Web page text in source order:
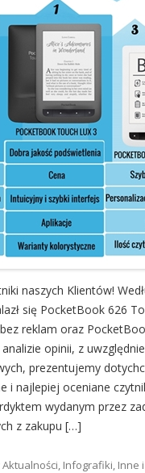
naszych Klientów!
się PocketBook 626
reklam oraz
opinii, z
prezentujemy
i najlepiej oceniane
wydanym przez
z zakupu […]
Aktualności Infografiki Inne